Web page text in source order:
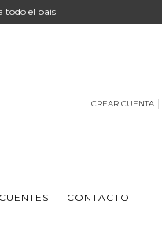
el país
CREAR CUENTA
CONTACTO